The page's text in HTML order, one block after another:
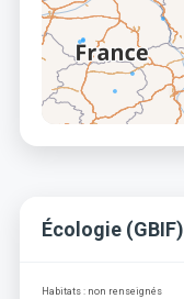
Écologie (GBIF)
Habitats : non renseignés